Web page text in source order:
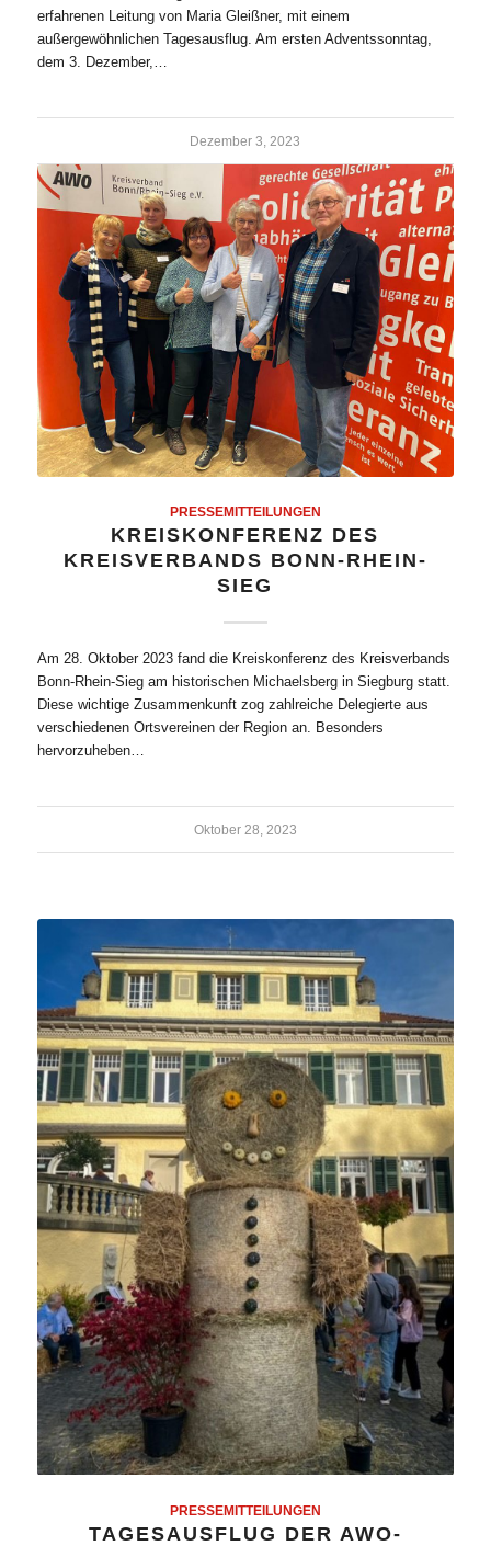
erfahrenen Leitung von Maria Gleißner, mit einem
außergewöhnlichen Tagesausflug. Am ersten Adventssonntag,
dem 3. Dezember,…
Dezember 3, 2023
PRESSEMITTEILUNGEN
KREISKONFERENZ DES
KREISVERBANDS BONN-RHEIN-
SIEG
Am 28. Oktober 2023 fand die Kreiskonferenz des Kreisverbands
Bonn-Rhein-Sieg am historischen Michaelsberg in Siegburg statt.
Diese wichtige Zusammenkunft zog zahlreiche Delegierte aus
verschiedenen Ortsvereinen der Region an. Besonders
hervorzuheben…
Oktober 28, 2023
PRESSEMITTEILUNGEN
TAGESAUSFLUG DER AWO-